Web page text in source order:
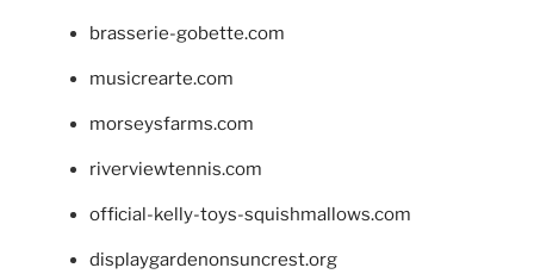
brasserie-gobette.com
musicrearte.com
morseysfarms.com
riverviewtennis.com
official-kelly-toys-squishmallows.com
displaygardenonsuncrest.org